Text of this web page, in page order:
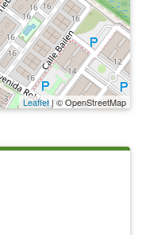
Leaflet| © OpenStreetMap